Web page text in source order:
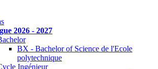
2026 - 2027
BX - Bachelor of Science de l'Ecole
polytechnique
Ingénieur